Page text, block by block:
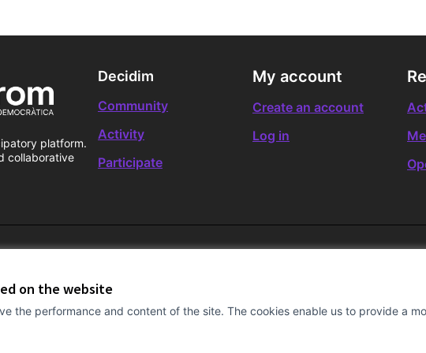
on the website
the performance and content of the site. The cookies enable us to provide a
platform.
collaborative
Decidim
Community
Activity
Participate
My account
Create an account
Log in